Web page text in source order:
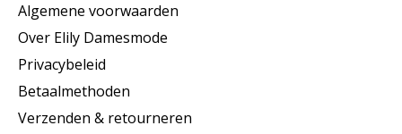
Algemene voorwaarden
Over Elily Damesmode
Privacybeleid
Betaalmethoden
Verzenden & retourneren